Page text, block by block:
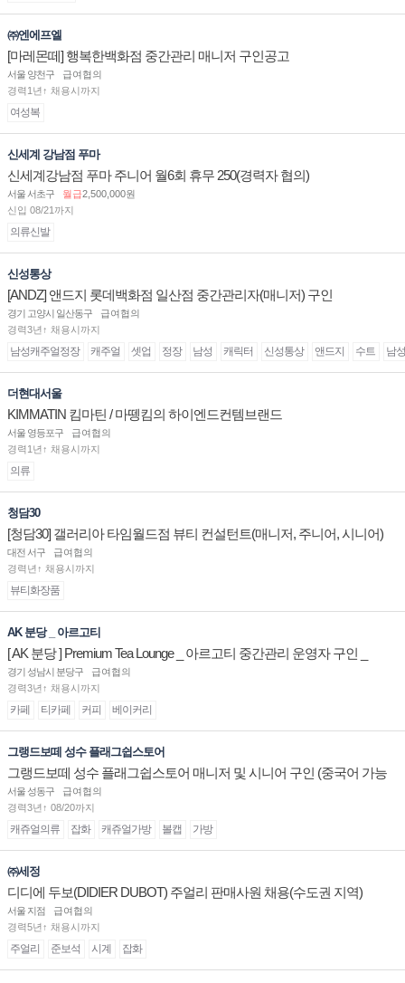
㈜엔에프엘
[마레몬떼] 행복한백화점 중간관리 매니저 구인공고
서울 양천구
급여협의
경력1년↑ 채용시까지
여성복
신세계 강남점 푸마
신세계강남점 푸마 주니어 월6회 휴무 250(경력자 협의)
서울 서초구 월급2,500,000원
신입 08/21까지
의류신발
신성통상
[ANDZ] 앤드지 롯데백화점 일산점 중간관리자(매니저) 구인
경기 고양시 일산동구
급여협의
경력3년↑ 채용시까지
남성캐주얼정장 캐주얼 셋업 정장 남성 캐릭터 신성통상 앤드지 수트 남
더현대서울
KIMMATIN 킴마틴 / 마뗑킴의 하이엔드컨템브랜드
서울 영등포구
급여협의
경력1년↑ 채용시까지
의류
청담30
[청담30] 갤러리아 타임월드점 뷰티 컨설턴트(매니저, 주니어, 시니어)
채용
대전 서구
급여협의
경력년↑ 채용시까지
뷰티화장품
AK 분당 _ 아르고티
[ AK 분당 ] Premium Tea Lounge _ 아르고티 중간관리 운영자 구인 _
경기 성남시 분당구
급여협의
경력3년↑ 채용시까지
카페 티카페 커피 베이커리
그랭드보떼 성수 플래그쉽스토어
그랭드보떼 성수 플래그쉽스토어 매니저 및 시니어 구인 (중국어 가능
자)
서울 성동구
급여협의
경력3년↑ 08/20까지
캐쥬얼의류 잡화 캐쥬얼가방 볼캡 가방
㈜세정
디디에 두보(DIDIER DUBOT) 주얼리 판매사원 채용(수도권 지역)
서울 지점
급여협의
경력5년↑ 채용시까지
주얼리 준보석 시계 잡화